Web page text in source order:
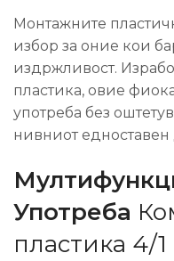
Монтажните
избор за оние кои
издржливост.
пластика, овие
употреба без
нивниот едноставен
Употреба
пластика 4/